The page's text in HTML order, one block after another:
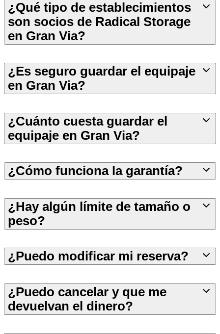
¿Qué tipo de establecimientos
son socios de Radical Storage
en Gran Via?
¿Es seguro guardar el equipaje
en Gran Via?
¿Cuánto cuesta guardar el
equipaje en Gran Via?
¿Cómo funciona la garantía?
¿Hay algún límite de tamaño o
peso?
¿Puedo modificar mi reserva?
¿Puedo cancelar y que me
devuelvan el dinero?